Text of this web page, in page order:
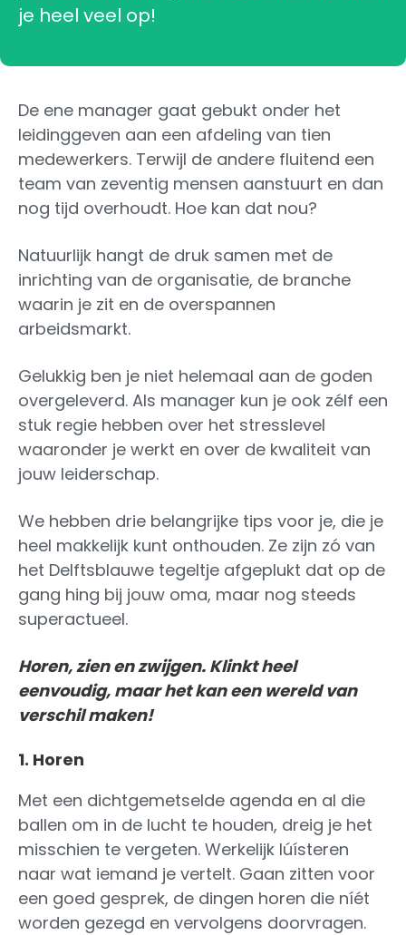
je heel veel op!
De ene manager gaat gebukt onder het
leidinggeven aan een afdeling van tien
medewerkers. Terwijl de andere fluitend een
team van zeventig mensen aanstuurt en dan
nog tijd overhoudt. Hoe kan dat nou?
Natuurlijk hangt de druk samen met de
inrichting van de organisatie, de branche
waarin je zit en de overspannen
arbeidsmarkt.
Gelukkig ben je niet helemaal aan de goden
overgeleverd. Als manager kun je ook zélf een
stuk regie hebben over het stresslevel
waaronder je werkt en over de kwaliteit van
jouw leiderschap.
We hebben drie belangrijke tips voor je, die je
heel makkelijk kunt onthouden. Ze zijn zó van
het Delftsblauwe tegeltje afgeplukt dat op de
gang hing bij jouw oma, maar nog steeds
superactueel.
Horen, zien en zwijgen. Klinkt heel
eenvoudig, maar het kan een wereld van
verschil maken!
1. Horen
Met een dichtgemetselde agenda en al die
ballen om in de lucht te houden, dreig je het
misschien te vergeten. Werkelijk lúísteren
naar wat iemand je vertelt. Gaan zitten voor
een goed gesprek, de dingen horen die níét
worden gezegd en vervolgens doorvragen.